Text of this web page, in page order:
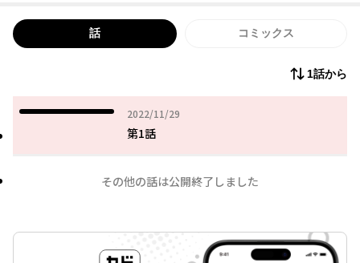
話 コミックス
1話から
2022/11/29
2022年11月29日
第1話
その他の話は公開終了しました